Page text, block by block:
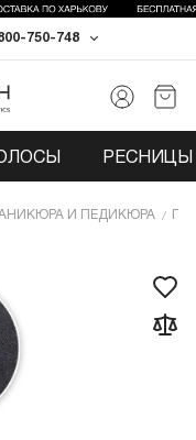
750-748
РЕСНИЦЫ
И ПЕДИКЮРА